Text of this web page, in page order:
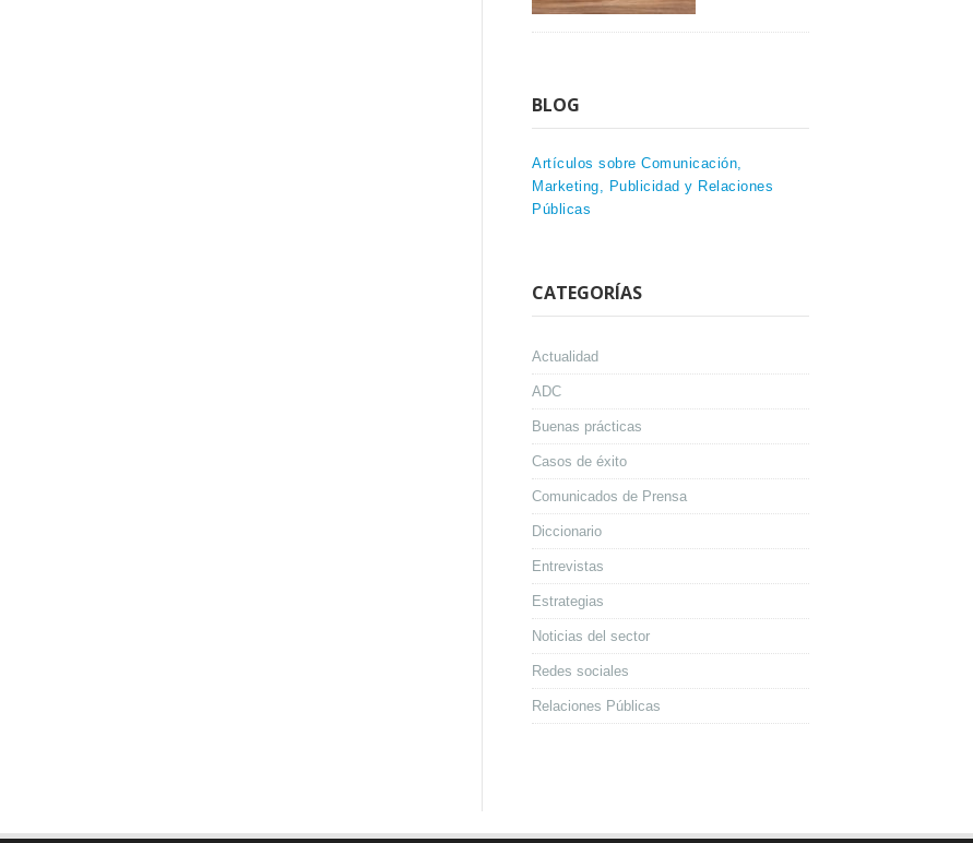
BLOG
Artículos sobre Comunicación,
Marketing, Publicidad y Relaciones
Públicas
CATEGORÍAS
Actualidad
ADC
Buenas prácticas
Casos de éxito
Comunicados de Prensa
Diccionario
Entrevistas
Estrategias
Noticias del sector
Redes sociales
Relaciones Públicas